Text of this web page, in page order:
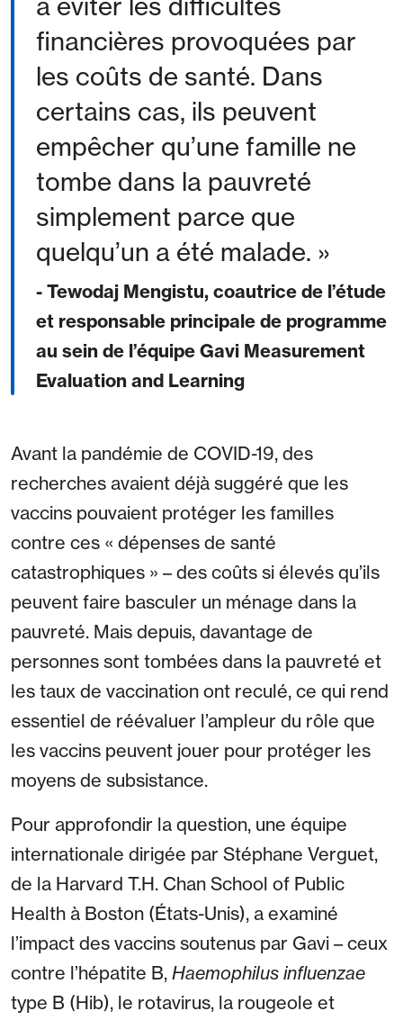
financières provoquées par
les coûts de santé. Dans
certains cas, ils peuvent
empêcher qu’une famille ne
tombe dans la pauvreté
simplement parce que
quelqu’un a été malade.
- Tewodaj Mengistu, coautrice de l’étude
et responsable principale de programme
au sein de l’équipe Gavi Measurement
Evaluation and Learning
Avant la pandémie de COVID-19, des
recherches avaient déjà suggéré que les
vaccins pouvaient protéger les familles
contre ces « dépenses de santé
catastrophiques » – des coûts si élevés qu’ils
peuvent faire basculer un ménage dans la
pauvreté. Mais depuis, davantage de
personnes sont tombées dans la pauvreté et
les taux de vaccination ont reculé, ce qui rend
essentiel de réévaluer l’ampleur du rôle que
les vaccins peuvent jouer pour protéger les
moyens de subsistance.
Pour approfondir la question, une équipe
internationale dirigée par Stéphane Verguet,
de la Harvard T.H. Chan School of Public
Health à Boston (États-Unis), a examiné
l’impact des vaccins soutenus par Gavi – ceux
contre l’hépatite B, Haemophilus influenzae
type B (Hib), le rotavirus, la rougeole et